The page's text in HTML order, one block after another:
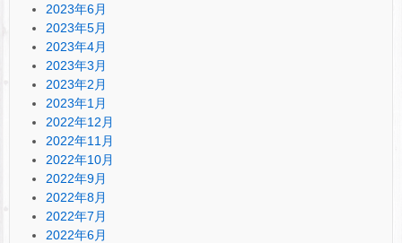
2023年6月
2023年5月
2023年4月
2023年3月
2023年2月
2023年1月
2022年12月
2022年11月
2022年10月
2022年9月
2022年8月
2022年7月
2022年6月